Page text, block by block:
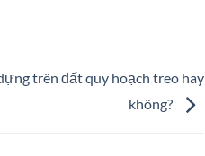
trên đất quy hoạch treo hay
không?